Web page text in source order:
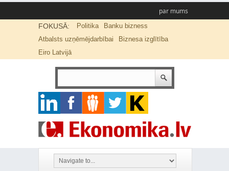
par mums
FOKUSĀ: Politika
Banku bizness
Atbalsts uzņēmējdarbībai
Biznesa izglītība
Eiro Latvijā